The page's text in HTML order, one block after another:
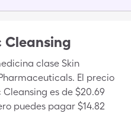
Cleansing
clase Skin
El precio
es de $20.69
puedes pagar $14.82